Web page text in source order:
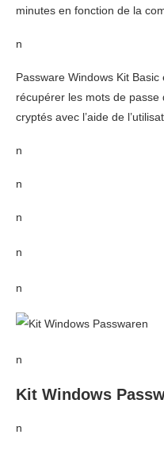
minutes en fonction de la
n
Passware Windows Kit
récupérer les mots de passe
cryptés avec l’aide de
n
n
n
n
n
n
n
Kit Windows
n